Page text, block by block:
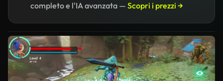
completo e l'IA avanzata — Scopri i prezzi →